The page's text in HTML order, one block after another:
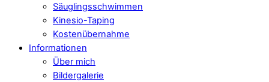
Säuglingsschwimmen
Kinesio-Taping
Kostenübernahme
Informationen
Über mich
Bildergalerie